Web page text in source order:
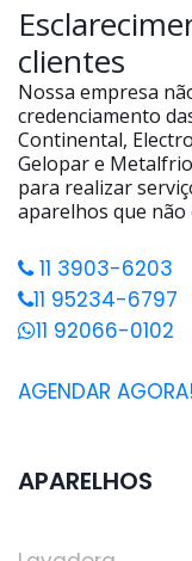
clientes
Nossa empresa
credenciamento
Continental,
Gelopar e
para realizar
aparelhos que
11 3903-6203
11 95234-6797
11 92066-0102
AGENDAR AGORA!
APARELHOS